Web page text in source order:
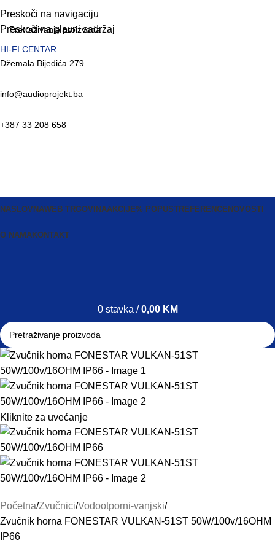
Preskoči na navigaciju
Preskoči na glavni sadržaj
HI-FI CENTAR
Džemala Bijedića 279
info@audioprojekt.ba
+387 33 208 658
NASLOVNAWEB TRGOVINAAKCIJE% POPUST REFERENCE NOVOSTI
O NAMA KONTAKT
0 stavka / 0,00 KM
Kliknite za uvećanje
Početna Zvučnici Vodootporni-vanjski
Zvučnik horna FONESTAR VULKAN-51ST 50W/100v/16OHM
IP66